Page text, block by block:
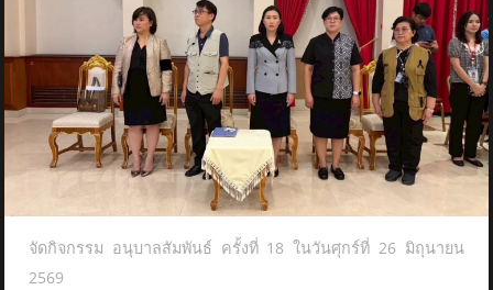
จัดกิจกรรม อนุบาลสัมพันธ์ ครั้งที่ 18 ในวันศุกร์ที่ 26 มิถุนายน
2569